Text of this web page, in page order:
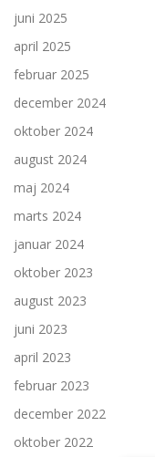
juni 2025
april 2025
februar 2025
december 2024
oktober 2024
august 2024
maj 2024
marts 2024
januar 2024
oktober 2023
august 2023
juni 2023
april 2023
februar 2023
december 2022
oktober 2022